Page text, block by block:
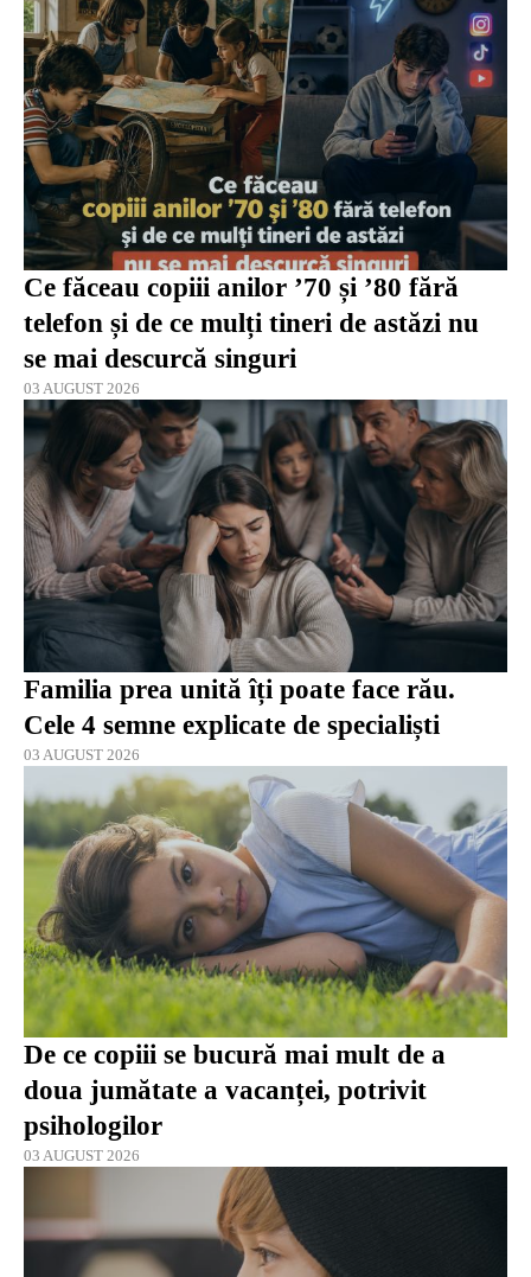
Ce făceau copiii anilor ’70 și ’80 fără
telefon și de ce mulți tineri de astăzi nu
se mai descurcă singuri
03 AUGUST 2026
Familia prea unită îți poate face rău.
Cele 4 semne explicate de specialiști
03 AUGUST 2026
De ce copiii se bucură mai mult de a
doua jumătate a vacanței, potrivit
psihologilor
03 AUGUST 2026